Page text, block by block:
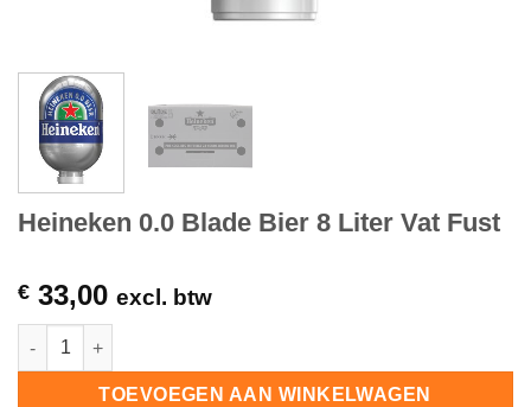
Heineken 0.0 Blade Bier 8 Liter Vat Fust
€ 33,00 excl. btw
Heineken 0.0 Blade Bier 8 Liter Vat Fust hoeveelheid
TOEVOEGEN AAN WINKELWAGEN